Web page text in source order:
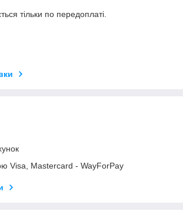
тільки по передоплаті.
Visa, Mastercard - WayForPay